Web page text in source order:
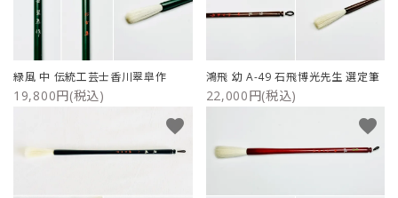
緑風 中 伝統工芸士香川翠皐作
19,800円(税込)
鴻飛 幼 A-49 石飛博光先生 選定筆
22,000円(税込)
favorite favorite